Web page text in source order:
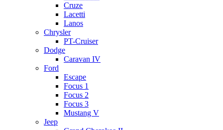
Cruze
Lacetti
Lanos
Chrysler
PT-Cruiser
Dodge
Caravan IV
Ford
Escape
Focus 1
Focus 2
Focus 3
Mustang V
Jeep